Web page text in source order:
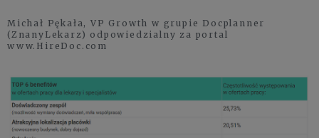
Michał Pękała, VP Growth w grupie Docplanner
(ZnanyLekarz) odpowiedzialny za portal
www.HireDoc.com